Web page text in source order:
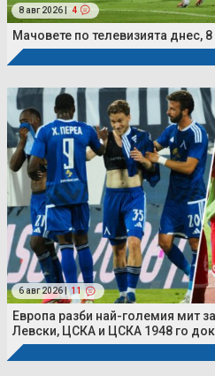
8 авг 2026 | 4
Мачовете по телевизията днес, 8
6 авг 2026 | 11
Европа разби най-големия мит
Левски, ЦСКА и ЦСКА 1948 го